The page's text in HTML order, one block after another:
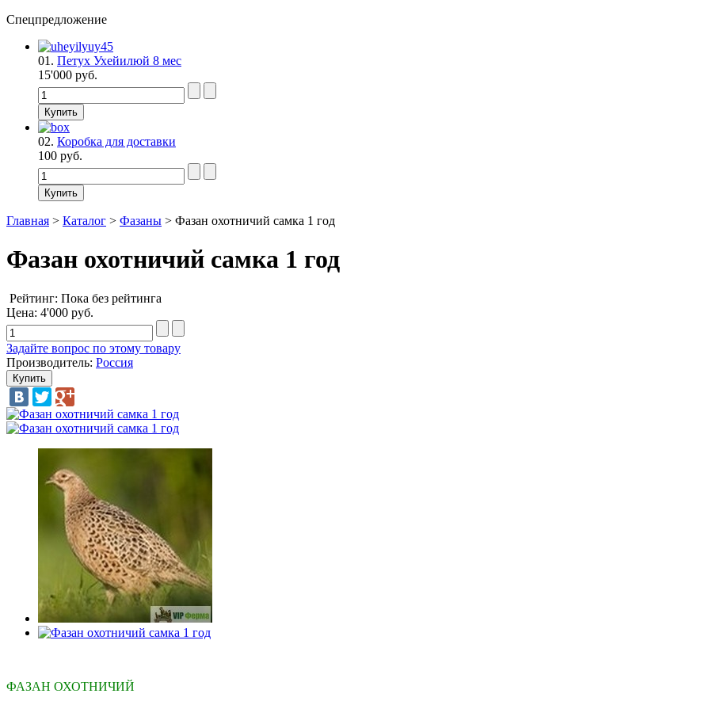
Спецпредложение
01. Петух Ухейилюй 8 мес
15'000 руб.
02. Коробка для доставки
100 руб.
Главная > Каталог > Фазаны > Фазан охотничий самка 1 год
Фазан охотничий самка 1 год
Рейтинг: Пока без рейтинга
Цена: 4'000 руб.
Задайте вопрос по этому товару
Производитель: Россия
ФАЗАН ОХОТНИЧИЙ